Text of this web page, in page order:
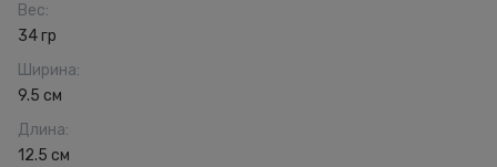
Вес:
34 гр
Ширина:
9.5 см
Длина:
12.5 см